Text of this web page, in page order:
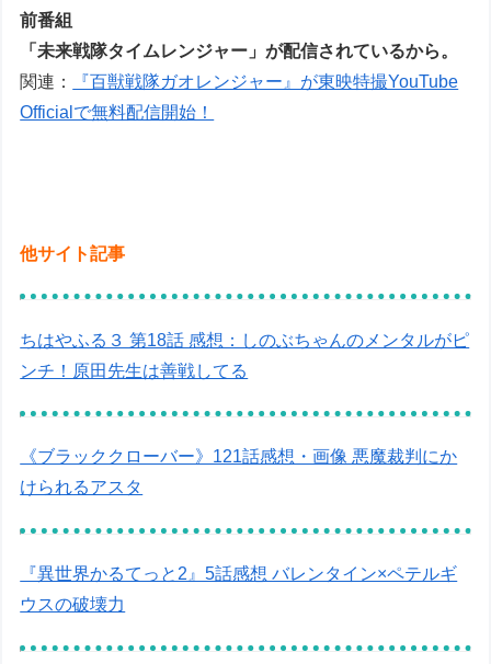
前番組
「未来戦隊タイムレンジャー」が配信されているから。
関連：
『百獣戦隊ガオレンジャー』が東映特撮YouTube
Officialで無料配信開始！
他サイト記事
ちはやふる３ 第18話 感想：しのぶちゃんのメンタルがピ
ンチ！原田先生は善戦してる
《ブラッククローバー》121話感想・画像 悪魔裁判にか
けられるアスタ
『異世界かるてっと2』5話感想 バレンタイン×ペテルギ
ウスの破壊力